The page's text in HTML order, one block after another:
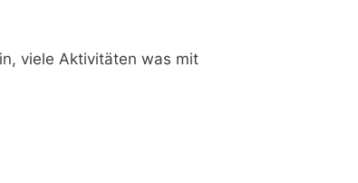
viele Aktivitäten was mit